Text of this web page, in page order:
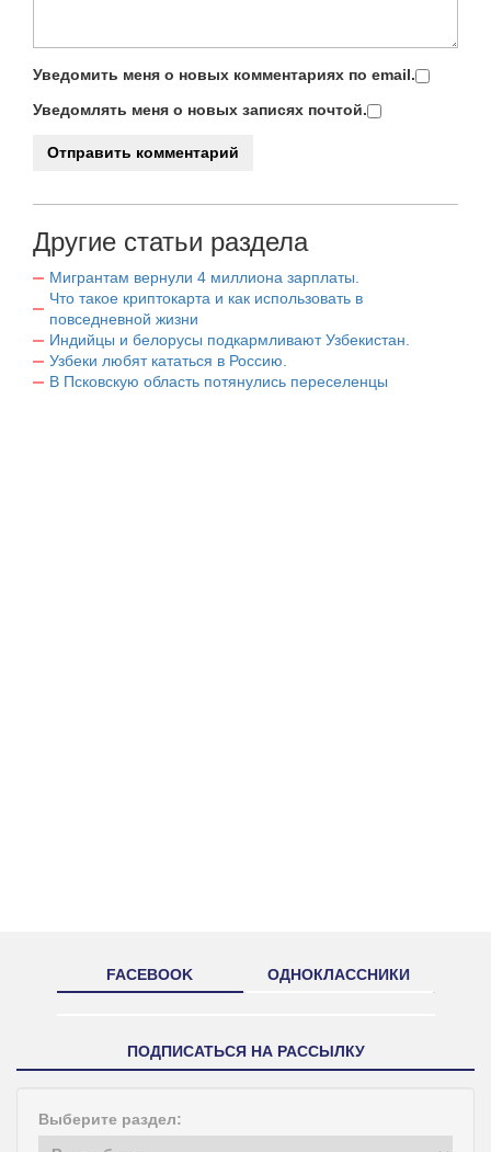
Уведомить меня о новых комментариях по email.
Уведомлять меня о новых записях почтой.
Другие статьи раздела
Мигрантам вернули 4 миллиона зарплаты.
Что такое криптокарта и как использовать в
повседневной жизни
Индийцы и белорусы подкармливают Узбекистан.
Узбеки любят кататься в Россию.
В Псковскую область потянулись переселенцы
FACEBOOK ОДНОКЛАССНИКИ
ПОДПИСАТЬСЯ НА РАССЫЛКУ
Выберите раздел: